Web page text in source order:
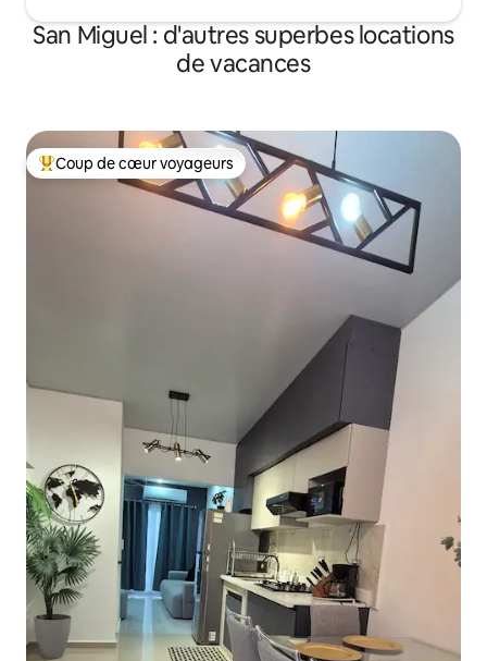
San Miguel : d'autres superbes locations
de vacances
Coups de cœur voyageurs les plus appréciés
Coup de cœur voyageurs